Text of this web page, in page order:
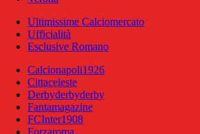
Ultimissime Calciomercato
Ufficialità
Esclusive Romano
Calcionapoli1926
Cittaceleste
Derbyderbyderby
Fantamagazine
FCInter1908
Forzaroma